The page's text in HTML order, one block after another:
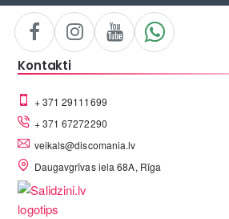
Kontakti
+ 371 29111699
+ 371 67272290
veikals@discomania.lv
Daugavgrīvas iela 68A, Rīga